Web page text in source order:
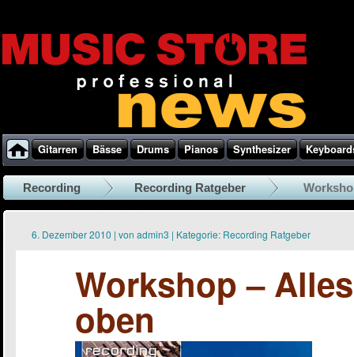
Gitarren Bässe Drums Pianos Synthesizer
Recording Recording Ratgeber
6. Dezember 2010 | von admin3 | Kategorie: Recording Ratgeber
Workshop –
oben